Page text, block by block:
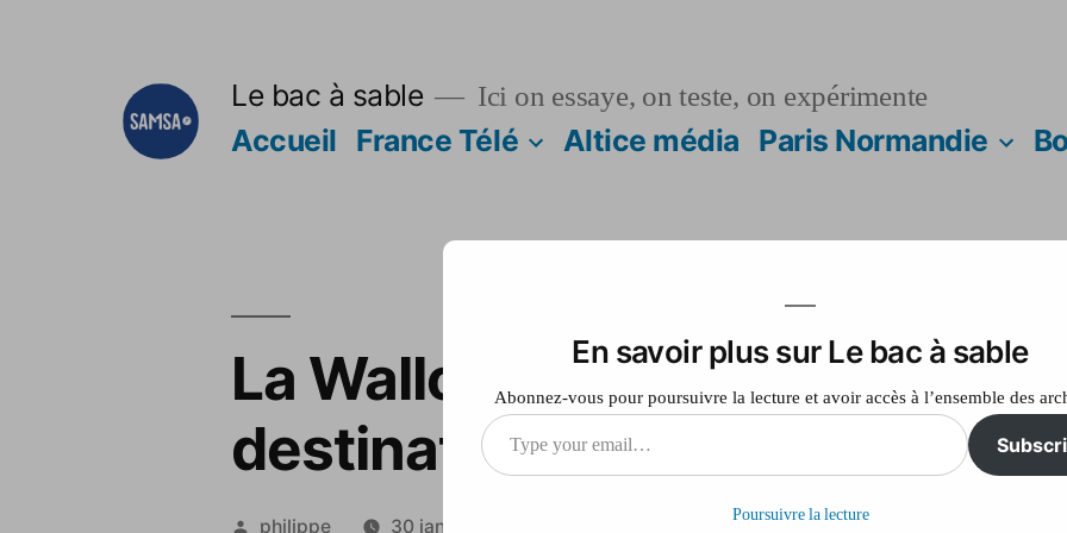
Le bac à sable Ici on essaye, on teste, on expérimente
Accueil France Télé Altice média Paris Normandie
La Wallonie, parent pauvre
destinations de vacances
Publié
philippe 30 janvier 2014 Laisser un commentairesur
En savoir plus sur Le bac à sable
Abonnez-vous pour poursuivre la lecture et avoir accès à l’ensemble des
Type
your
Poursuivre la lecture